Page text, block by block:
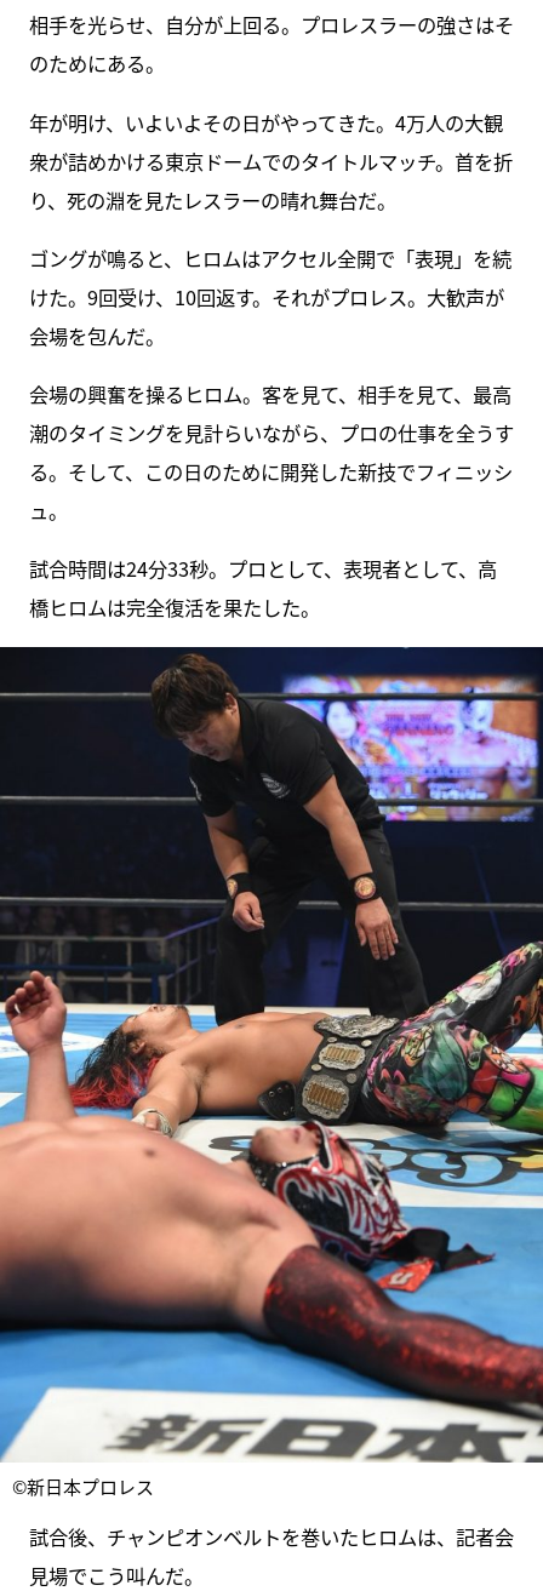
相手を光らせ、自分が上回る。プロレスラーの強さはそ
のためにある。
年が明け、いよいよその日がやってきた。4万人の大観
衆が詰めかける東京ドームでのタイトルマッチ。首を折
り、死の淵を見たレスラーの晴れ舞台だ。
ゴングが鳴ると、ヒロムはアクセル全開で「表現」を続
けた。9回受け、10回返す。それがプロレス。大歓声が
会場を包んだ。
会場の興奮を操るヒロム。客を見て、相手を見て、最高
潮のタイミングを見計らいながら、プロの仕事を全うす
る。そして、この日のために開発した新技でフィニッシ
ュ。
試合時間は24分33秒。プロとして、表現者として、高
橋ヒロムは完全復活を果たした。
©新日本プロレス
試合後、チャンピオンベルトを巻いたヒロムは、記者会
見場でこう叫んだ。